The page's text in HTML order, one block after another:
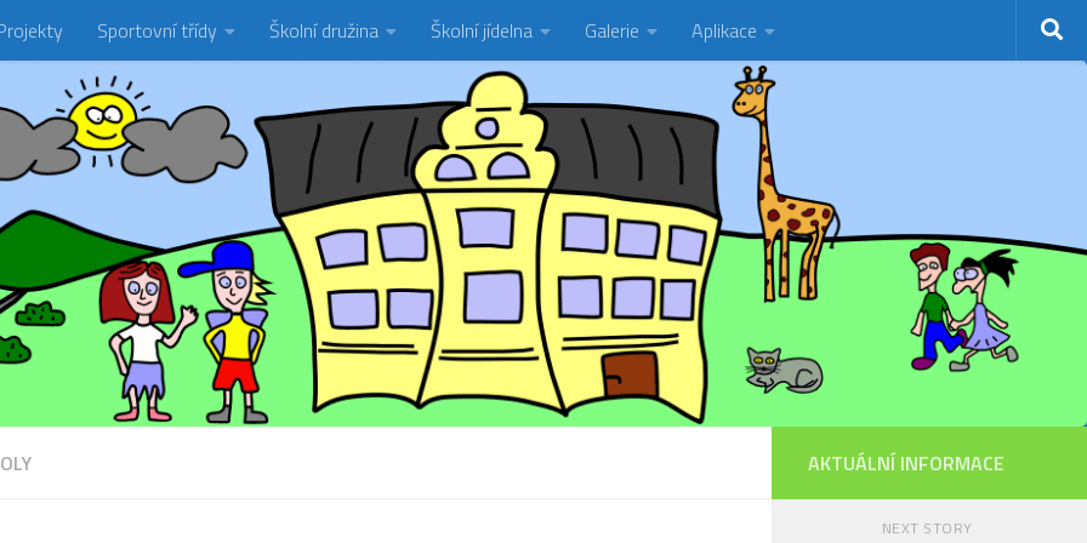
Sportovní třídy Školní družina Školní jídelna Galerie Aplikace
AKTUÁLNÍ INFORMACE
NEXT STORY